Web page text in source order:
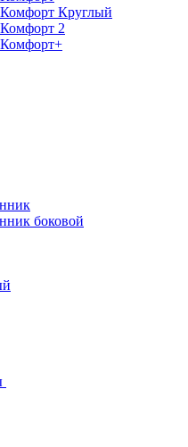
Круглый
2
боковой